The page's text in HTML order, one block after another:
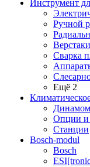
Инструмент
Ручной
Сварка
Ещё 2
Опции и
Станции
Bosch-modul
Bosch